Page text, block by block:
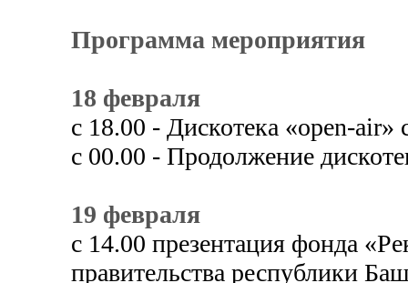
Программа мероприятия
18 февраля
с 18.00 - Дискотека «open-
с 00.00 - Продолжение
19 февраля
с 14.00 презентация фонда
правительства республики